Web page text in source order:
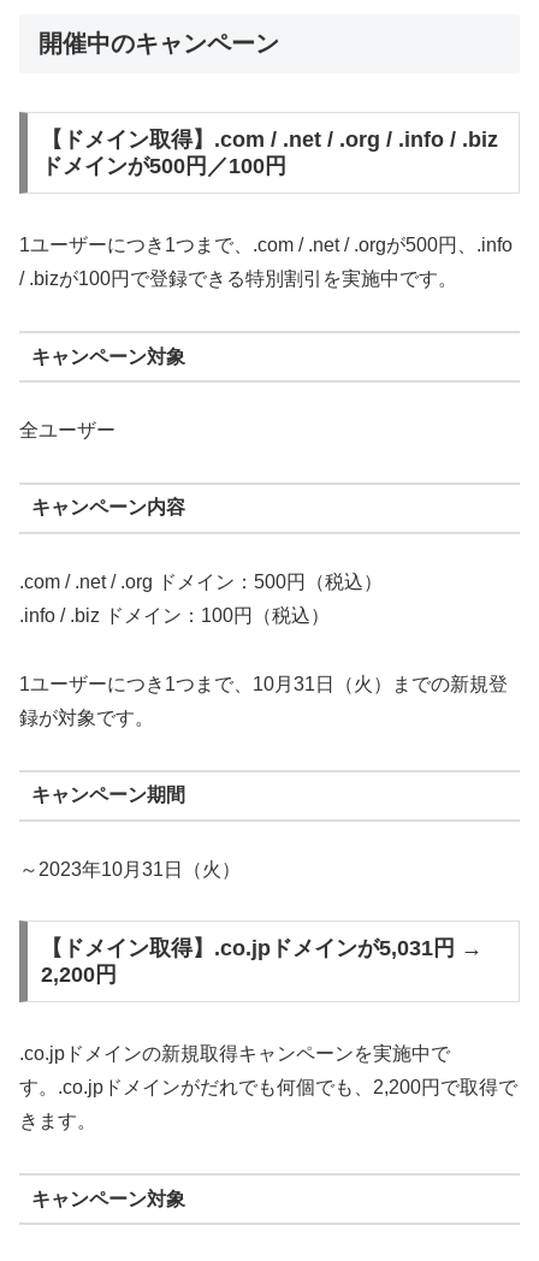
開催中のキャンペーン
【ドメイン取得】.com / .net / .org / .info / .biz
ドメインが500円／100円
1ユーザーにつき1つまで、.com / .net / .orgが500円、.info
/ .bizが100円で登録できる特別割引を実施中です。
キャンペーン対象
全ユーザー
キャンペーン内容
.com / .net / .org ドメイン：500円（税込）
.info / .biz ドメイン：100円（税込）
1ユーザーにつき1つまで、10月31日（火）までの新規登
録が対象です。
キャンペーン期間
～2023年10月31日（火）
【ドメイン取得】.co.jpドメインが5,031円 →
2,200円
.co.jpドメインの新規取得キャンペーンを実施中で
す。.co.jpドメインがだれでも何個でも、2,200円で取得で
きます。
キャンペーン対象